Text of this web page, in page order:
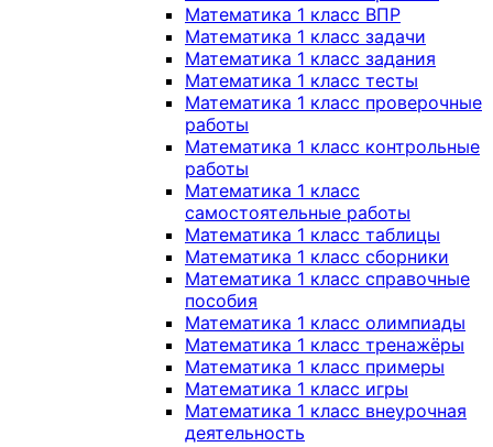
Математика 1 класс ВПР
Математика 1 класс задачи
Математика 1 класс задания
Математика 1 класс тесты
Математика 1 класс проверочные
работы
Математика 1 класс контрольные
работы
Математика 1 класс
самостоятельные работы
Математика 1 класс таблицы
Математика 1 класс сборники
Математика 1 класс справочные
пособия
Математика 1 класс олимпиады
Математика 1 класс тренажёры
Математика 1 класс примеры
Математика 1 класс игры
Математика 1 класс внеурочная
деятельность